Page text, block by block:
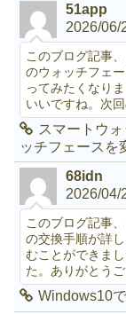
51app
2026/06/
このブログ記事
のウォッチフェ
ってみたくなり
いいですね。次回
スマートウ
ッチフェースを
68idn
2026/04/
このブログ記事
の交換手順が詳
むことができま
た。ありがとう
Windows10